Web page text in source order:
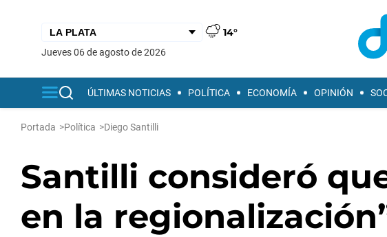
14°
jueves 06 de agosto de 2026
ÚLTIMAS NOTICIAS POLÍTICA ECONOMÍA OPINIÓN
Portada >Política >Diego Santilli
Santilli consideró
en la